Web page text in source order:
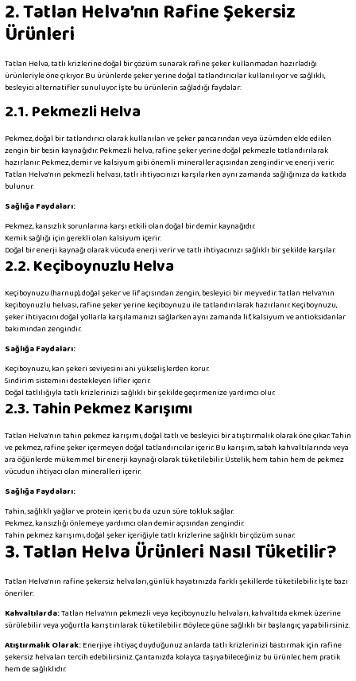
2. Tatlan Helva’nın Rafine Şekersiz
Ürünleri
Tatlan Helva, tatlı krizlerine doğal bir çözüm sunarak rafine şeker kullanmadan hazırladığı
ürünleriyle öne çıkıyor. Bu ürünlerde şeker yerine doğal tatlandırıcılar kullanılıyor ve sağlıklı,
besleyici alternatifler sunuluyor. İşte bu ürünlerin sağladığı faydalar:
2.1. Pekmezli Helva
Pekmez, doğal bir tatlandırıcı olarak kullanılan ve şeker pancarından veya üzümden elde edilen
zengin bir besin kaynağıdır. Pekmezli helva, rafine şeker yerine doğal pekmezle tatlandırılarak
hazırlanır. Pekmez, demir ve kalsiyum gibi önemli mineraller açısından zengindir ve enerji verir.
Tatlan Helva’nın pekmezli helvası, tatlı ihtiyacınızı karşılarken aynı zamanda sağlığınıza da katkıda
bulunur.
Sağlığa Faydaları:
Pekmez, kansızlık sorunlarına karşı etkili olan doğal bir demir kaynağıdır.
Kemik sağlığı için gerekli olan kalsiyum içerir.
Doğal bir enerji kaynağı olarak vücuda enerji verir ve tatlı ihtiyacınızı sağlıklı bir şekilde karşılar.
2.2. Keçiboynuzlu Helva
Keçiboynuzu (harnup), doğal şeker ve lif açısından zengin, besleyici bir meyvedir. Tatlan Helva’nın
keçiboynuzlu helvası, rafine şeker yerine keçiboynuzu ile tatlandırılarak hazırlanır. Keçiboynuzu,
şeker ihtiyacını doğal yollarla karşılamanızı sağlarken aynı zamanda lif, kalsiyum ve antioksidanlar
bakımından zengindir.
Sağlığa Faydaları:
Keçiboynuzu, kan şekeri seviyesini ani yükselişlerden korur.
Sindirim sistemini destekleyen lifler içerir.
Doğal tatlılığıyla tatlı krizlerinizi sağlıklı bir şekilde geçirmenize yardımcı olur.
2.3. Tahin Pekmez Karışımı
Tatlan Helva’nın tahin pekmez karışımı, doğal tatlı ve besleyici bir atıştırmalık olarak öne çıkar. Tahin
ve pekmez, rafine şeker içermeyen doğal tatlandırıcılar içerir. Bu karışım, sabah kahvaltılarında veya
ara öğünlerde mükemmel bir enerji kaynağı olarak tüketilebilir. Üstelik, hem tahin hem de pekmez
vücudun ihtiyacı olan mineralleri içerir.
Sağlığa Faydaları:
Tahin, sağlıklı yağlar ve protein içerir, bu da uzun süre tokluk sağlar.
Pekmez, kansızlığı önlemeye yardımcı olan demir açısından zengindir.
Tahin pekmez karışımı, doğal şeker içeriğiyle tatlı krizlerine sağlıklı bir çözüm sunar.
3. Tatlan Helva Ürünleri Nasıl Tüketilir?
Tatlan Helva’nın rafine şekersiz helvaları, günlük hayatınızda farklı şekillerde tüketilebilir. İşte bazı
öneriler:
Kahvaltılarda:Tatlan Helva’nın pekmezli veya keçiboynuzlu helvaları, kahvaltıda ekmek üzerine
sürülebilir veya yoğurtla karıştırılarak tüketilebilir. Böylece güne sağlıklı bir başlangıç yapabilirsiniz.
Atıştırmalık Olarak:Enerjiye ihtiyaç duyduğunuz anlarda tatlı krizlerinizi bastırmak için rafine
şekersiz helvaları tercih edebilirsiniz. Çantanızda kolayca taşıyabileceğiniz bu ürünler, hem pratik
hem de sağlıklıdır.